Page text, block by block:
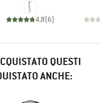
4,8(6)
QUESTI
ANCHE: